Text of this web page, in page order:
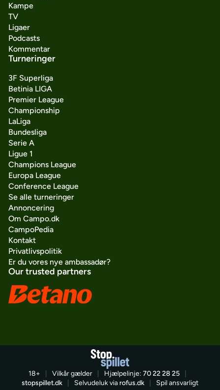
Kampe
TV
Ligaer
Podcasts
Kommentar
Turneringer
3F Superliga
Betinia LIGA
Premier League
Championship
LaLiga
Bundesliga
Serie A
Ligue 1
Champions League
Europa League
Conference League
Se alle turneringer
Annoncering
Om Campo.dk
CampoPedia
Kontakt
Privatlivspolitik
Er du vores nye ambassadør?
Our trusted partners
18+ Vilkår gælder Hjælpelinje: 70 22 28 25
stopspillet.dk
Selvudeluk via rofus.dk Spil ansvarligt